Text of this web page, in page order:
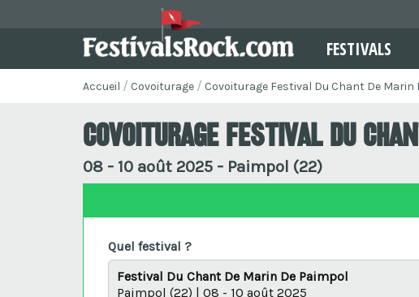
FESTIVALS
Accueil Covoiturage Covoiturage Festival Du Chant De Marin
Covoiturage Festival Du
08 - 10 août 2025 - Paimpol (22)
Quel festival ?
Festival Du Chant De Marin De Paimpol
Paimpol (22) | 08 - 10 août 2025